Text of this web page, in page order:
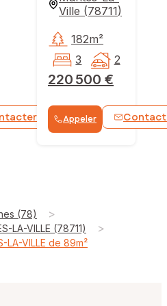
WhatsApp
Ville (78711)
220 500 €
182m²
3
2
Appeler
(78) >
LA-VILLE (78711) >
LA-VILLE de 89m²